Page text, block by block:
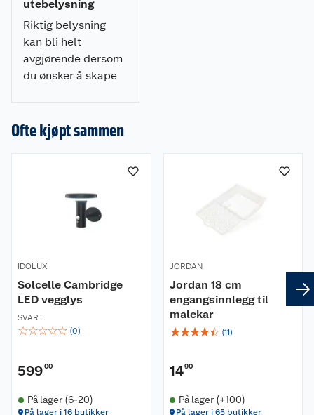
* Li-Ion-batteri 2200m Ah
* Lyskilde 2835 SMD LED 6W - Varmhvitt lys
3000K
* Med bevegelsessensor og skumringsrelé, 3
innstillinger
utebelysning
Riktig belysning
kan bli helt
avgjørende dersom
du ønsker å skape
ekspertens råd!
Ofte kjøpt sammen
IDOLUX
Solcelle Cambridge
LED vegglys
SVART
☆☆☆☆☆ (0)
59900
På lager (6-20)
På lager i 16 butikker
JORDAN
Jordan 18 cm
engangsinnlegg til
malekar
☆☆☆☆☆ (11)
1490
På lager (+100)
På lager i 65 butikker